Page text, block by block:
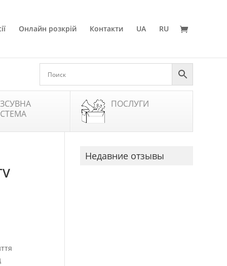
Онлайн розкрій Контакти UA RU
ПОСЛУГИ
Недавние отзывы